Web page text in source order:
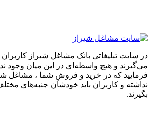
در سایت تبلیغاتی بانک مشاغل شیراز
می‌گیرند و هیچ واسطه‌ای در این میان وجود
فرمایید که در خرید و فروشِ شما ، مشاغل
نداشته و کاربران باید خودشان جنبه‌های
بگیرند.